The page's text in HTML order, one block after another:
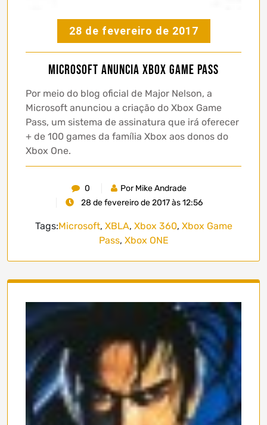
28 de fevereiro de 2017
Microsoft anuncia Xbox Game Pass
Por meio do blog oficial de Major Nelson, a
Microsoft anunciou a criação do Xbox Game
Pass, um sistema de assinatura que irá oferecer
+ de 100 games da família Xbox aos donos do
Xbox One.
0
Por Mike Andrade
28 de fevereiro de 2017 às 12:56
Tags:Microsoft, XBLA, Xbox 360, Xbox Game
Pass, Xbox ONE